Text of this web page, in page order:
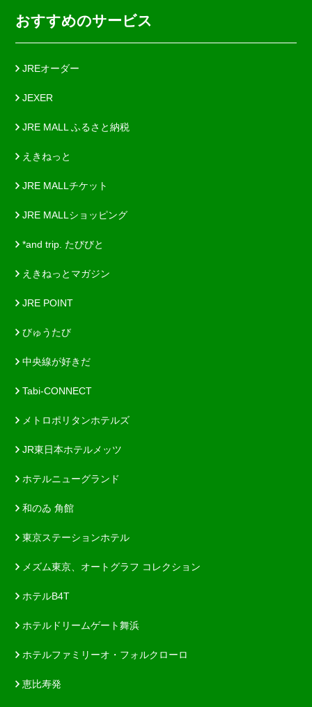
おすすめのサービス
JREオーダー
JEXER
JRE MALL ふるさと納税
えきねっと
JRE MALLチケット
JRE MALLショッピング
*and trip. たびびと
えきねっとマガジン
JRE POINT
びゅうたび
中央線が好きだ
Tabi-CONNECT
メトロポリタンホテルズ
JR東日本ホテルメッツ
ホテルニューグランド
和のゐ 角館
東京ステーションホテル
メズム東京、オートグラフ コレクション
ホテルB4T
ホテルドリームゲート舞浜
ホテルファミリーオ・フォルクローロ
恵比寿発